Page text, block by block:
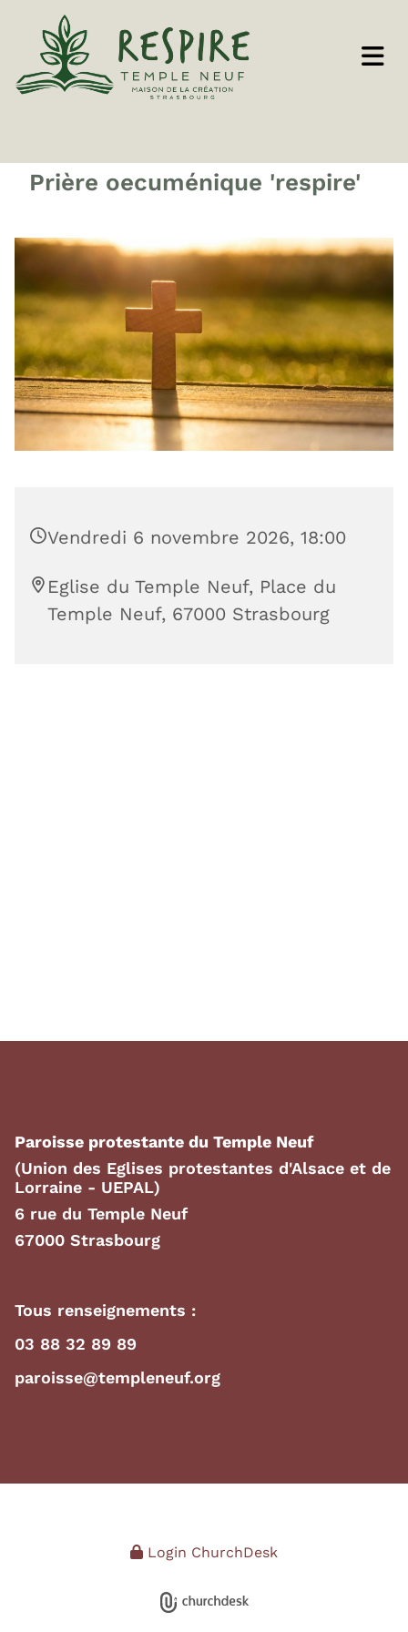
Prière oecuménique 'respire'
Vendredi 6 novembre 2026, 18:00
Eglise du Temple Neuf, Place du
Temple Neuf, 67000 Strasbourg
Paroisse protestante du Temple Neuf
(Union des Eglises protestantes d'Alsace et de
Lorraine - UEPAL)
6 rue du Temple Neuf
67000 Strasbourg
Tous renseignements :
03 88 32 89 89
paroisse@templeneuf.org
Login ChurchDesk